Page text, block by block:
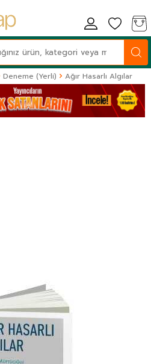
Deneme (Yerli) Ağır Hasarlı Algılar